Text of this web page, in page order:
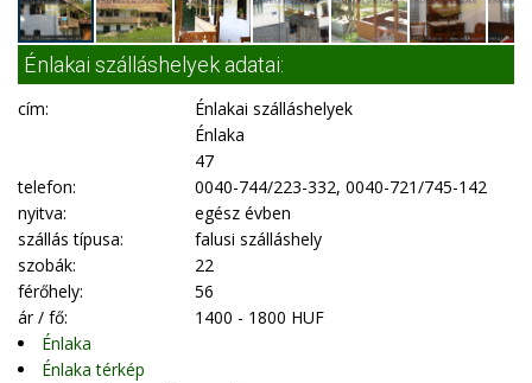
Énlakai szálláshelyek adatai:
cím:
Énlakai szálláshelyek
Énlaka
47
telefon:
0040-744/223-332, 0040-721/745-142
nyitva:
egész évben
szállás típusa:
falusi szálláshely
szobák:
22
férőhely:
56
ár / fő:
1400 - 1800 HUF
Énlaka
Énlaka térkép